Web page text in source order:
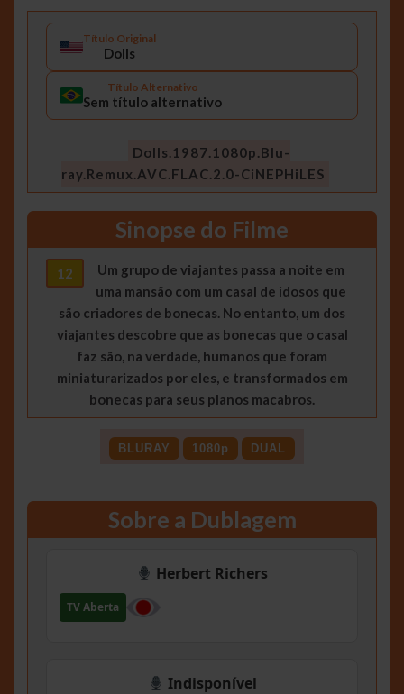
Título Original
Dolls
Título Alternativo
Sem título alternativo
Dolls.1987.1080p.Blu-
ray.Remux.AVC.FLAC.2.0-CiNEPHiLES
Sinopse do Filme
12
Um grupo de viajantes passa a noite em
uma mansão com um casal de idosos que
são criadores de bonecas. No entanto, um dos
viajantes descobre que as bonecas que o casal
faz são, na verdade, humanos que foram
miniaturarizados por eles, e transformados em
bonecas para seus planos macabros.
BLURAY 1080p DUAL
Sobre a Dublagem
Herbert Richers
TV Aberta
Indisponível